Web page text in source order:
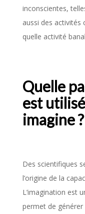
inconscientes,
aussi des activités
quelle activité
Quelle
est
imagine ?
Des scientifiques
l’origine de la
L’imagination est
permet de